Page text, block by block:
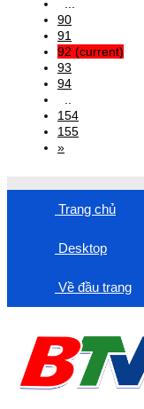
90
91
92 (current)
93
94
154
155
»
Trang chủ
Desktop
Về đầu trang